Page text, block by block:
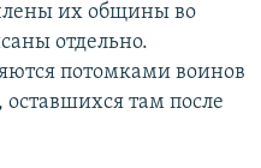
их общины во
отдельно.
потомками воинов
там после